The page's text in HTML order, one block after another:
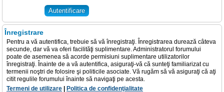
Înregistrare
Pentru a vă autentifica, trebuie să vă înregistraţi. Înregistrarea durează câteva
secunde, dar vă va oferi facilităţi suplimentare. Administratorul forumului
poate de asemenea să acorde permisiuni suplimentare utilizatorilor
înregistraţi. Înainte de a vă autentifica, asiguraţi-vă că sunteţi familiarizat cu
termenii noştri de folosire şi politicile asociate. Vă rugăm să vă asiguraţi că aţi
citit regulile forumului înainte să navigaţi pe acesta.
Termeni de utilizare
Politica de confidenţialitate